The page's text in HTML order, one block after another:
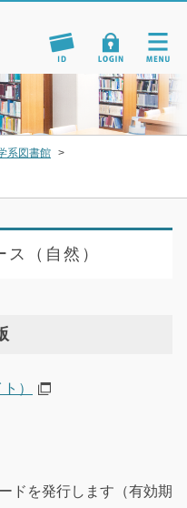
系図書館 >
（自然）
）
ドを発行します（有効期